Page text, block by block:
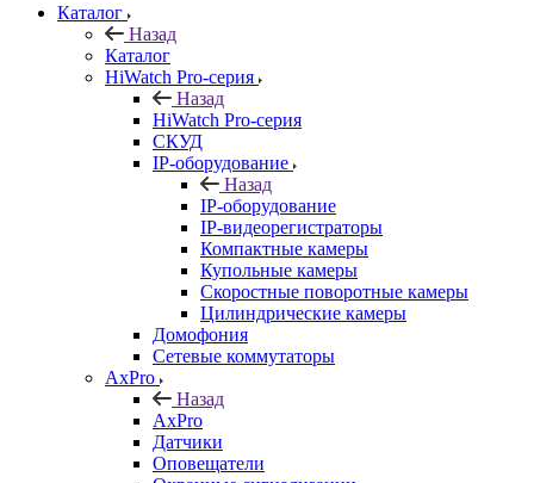
Каталог
Назад
Каталог
HiWatch Pro-серия
Назад
HiWatch Pro-серия
CКУД
IP-оборудование
Назад
IP-оборудование
IP-видеорегистраторы
Компактные камеры
Купольные камеры
Скоростные поворотные камеры
Цилиндрические камеры
Домофония
Сетевые коммутаторы
AxPro
Назад
AxPro
Датчики
Оповещатели